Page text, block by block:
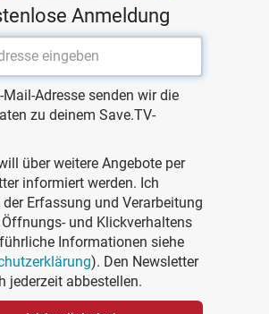
Anmeldung
Mail-Adresse senden wir die
zu deinem Save.TV-
über weitere Angebote per
informiert werden. Ich
Erfassung und Verarbeitung
und Klickverhaltens
Informationen siehe
). Den Newsletter
jederzeit abbestellen.